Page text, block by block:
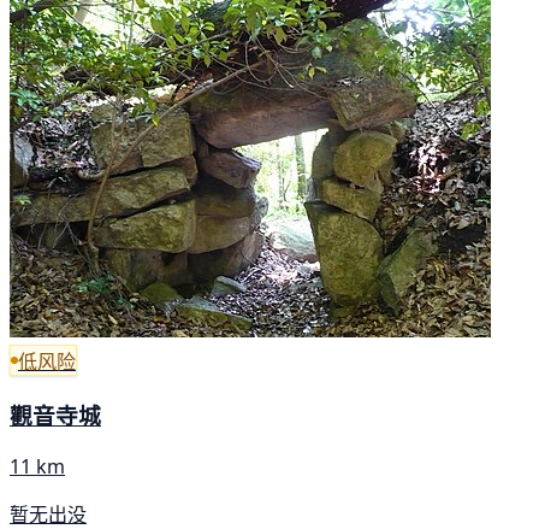
低风险
觀音寺城
11 km
暂无出没